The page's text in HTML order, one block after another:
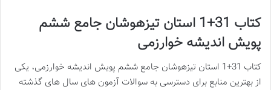
کتاب 31+1 استان تیزهوشان جامع ششم
پویش اندیشه خوارزمی
کتاب 31+1 استان تیزهوشان جامع ششم پویش اندیشه خوارزمی، یکی
از بهترین منابع برای دسترسی به سوالات آزمون های سال های گذشته